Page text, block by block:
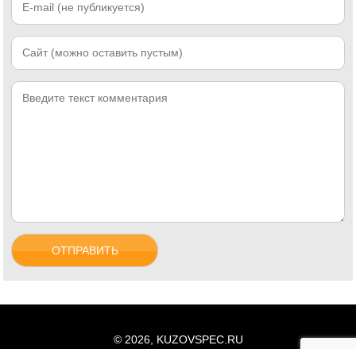
© 2026, KUZOVSPEC.RU